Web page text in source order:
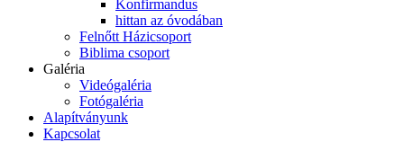
Konfirmandus
hittan az óvodában
Felnőtt Házicsoport
Biblima csoport
Galéria
Videógaléria
Fotógaléria
Alapítványunk
Kapcsolat